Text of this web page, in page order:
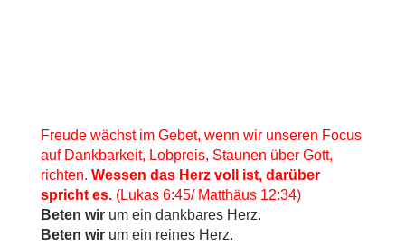
Freude wächst im Gebet, wenn wir unseren Focus
auf Dankbarkeit, Lobpreis, Staunen über Gott,
richten. Wessen das Herz voll ist, darüber
spricht es.(Lukas 6:45/ Matthäus 12:34)
Beten wirum ein dankbares Herz.
Beten wirum ein reines Herz.